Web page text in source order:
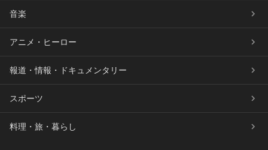
音楽
アニメ・ヒーロー
報道・情報・ドキュメンタリー
スポーツ
料理・旅・暮らし